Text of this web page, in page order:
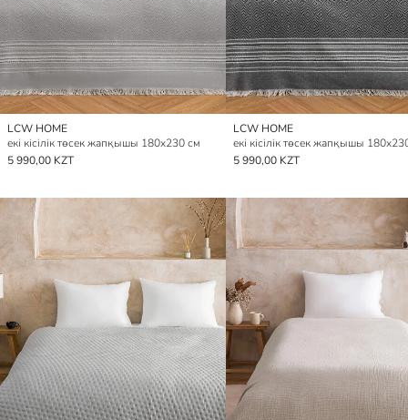
LCW HOME
екі кісілік төсек жапқышы 180x230 см
5 990,00 KZT
LCW HOME
екі кісілік төсек жапқышы
5 990,00 KZT